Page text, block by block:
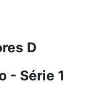
D
- Série 1